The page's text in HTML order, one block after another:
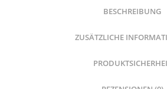
BESCHREIBUNG
ZUSÄTZLICHE